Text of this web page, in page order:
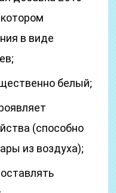
в виде
белый;
(способно
из воздуха);